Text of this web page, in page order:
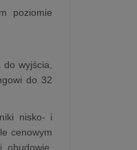
poziomie
wyjścia,
do 32
nisko- i
cenowym